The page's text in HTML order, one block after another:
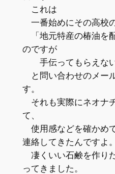
これは
一番始めにその高校
「地元特産の椿油を
のですが
手伝ってもらえない
と問い合わせのメー
す。
それも実際にネオナ
て、
使用感などを確かめ
連絡してきたんですよ。
凄くいい石鹸を作り
ってきました。